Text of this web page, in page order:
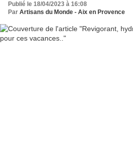
Publié le 18/04/2023 à 16:08
Par Artisans du Monde - Aix en Provence